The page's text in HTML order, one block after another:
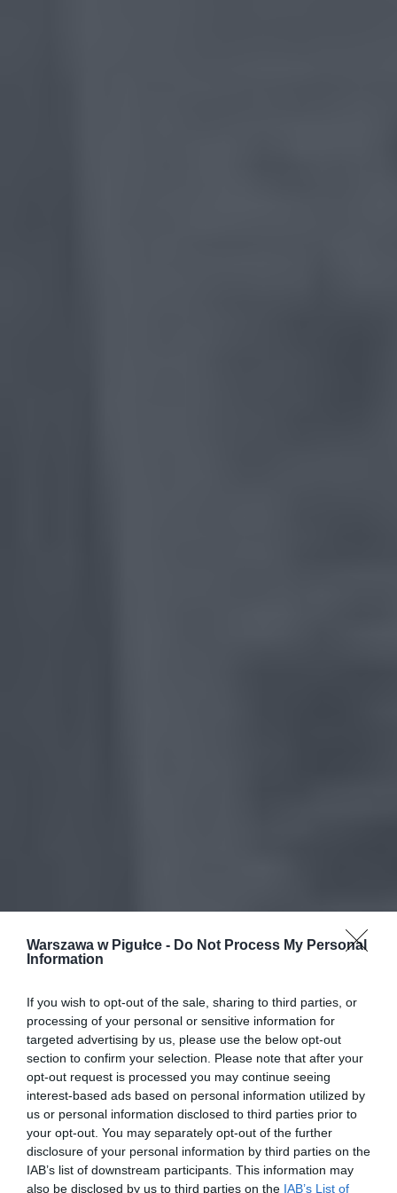
Warszawa w Pigułce - Do Not Process My Personal
Information
If you wish to opt-out of the sale, sharing to third parties, or
processing of your personal or sensitive information for
targeted advertising by us, please use the below opt-out
section to confirm your selection. Please note that after your
opt-out request is processed you may continue seeing
interest-based ads based on personal information utilized by
us or personal information disclosed to third parties prior to
your opt-out. You may separately opt-out of the further
disclosure of your personal information by third parties on the
IAB’s list of downstream participants. This information may
also be disclosed by us to third parties on the IAB’s List of